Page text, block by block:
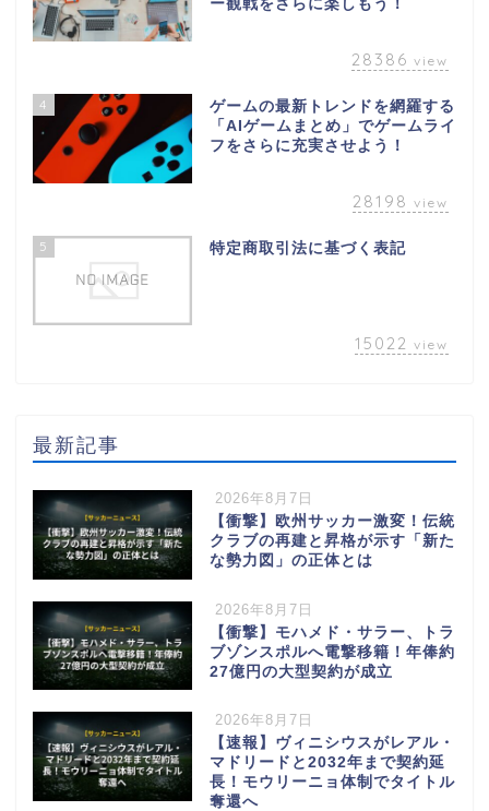
ー観戦をさらに楽しもう！
28386 view
4
ゲームの最新トレンドを網羅する
「AIゲームまとめ」でゲームライ
フをさらに充実させよう！
28198 view
5 特定商取引法に基づく表記
15022 view
最新記事
2026年8月7日
【衝撃】欧州サッカー激変！伝統
クラブの再建と昇格が示す「新た
な勢力図」の正体とは
2026年8月7日
【衝撃】モハメド・サラー、トラ
ブゾンスポルへ電撃移籍！年俸約
27億円の大型契約が成立
2026年8月7日
【速報】ヴィニシウスがレアル・
マドリードと2032年まで契約延
長！モウリーニョ体制でタイトル
奪還へ